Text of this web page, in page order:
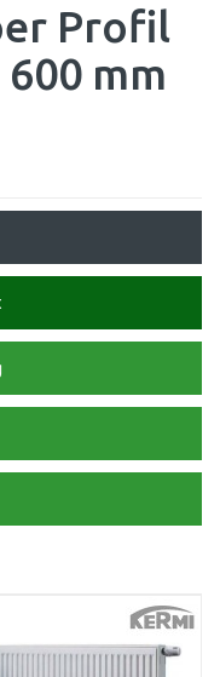
Profil
mm